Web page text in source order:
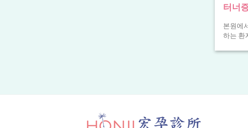
터너
난자
가능
본원에
하는 환
이 건강